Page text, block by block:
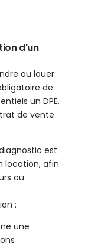
d'un
ou louer
de
un DPE.
de vente
est
location, afin
ou
:
une